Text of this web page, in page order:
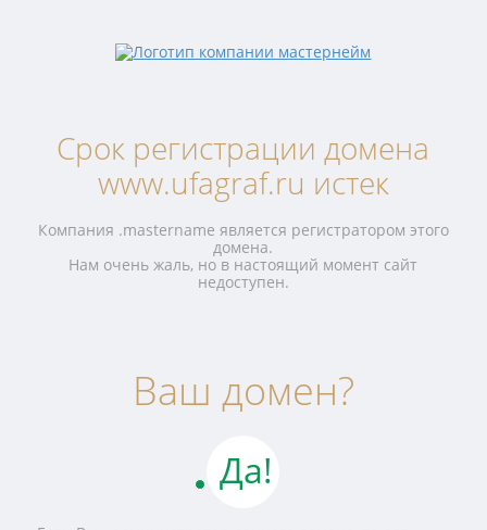
Срок регистрации домена
www.ufagraf.ru истек
Компания .mastername является регистратором этого
домена.
Нам очень жаль, но в настоящий момент сайт
недоступен.
Ваш домен?
Да!